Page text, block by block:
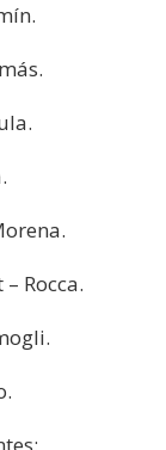
Rocca.